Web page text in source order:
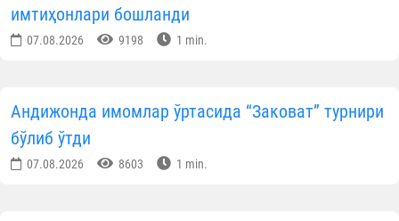
имтиҳонлари бошланди
07.08.2026 9198 1 min.
Андижонда имомлар ўртасида “Заковат” турнири
бўлиб ўтди
07.08.2026 8603 1 min.